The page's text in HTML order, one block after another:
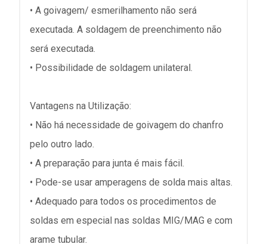
• A goivagem/ esmerilhamento não será
executada. A soldagem de preenchimento não
será executada.
• Possibilidade de soldagem unilateral.
Vantagens na Utilização:
• Não há necessidade de goivagem do chanfro
pelo outro lado.
• A preparação para junta é mais fácil.
• Pode-se usar amperagens de solda mais altas.
• Adequado para todos os procedimentos de
soldas em especial nas soldas MIG/MAG e com
arame tubular.